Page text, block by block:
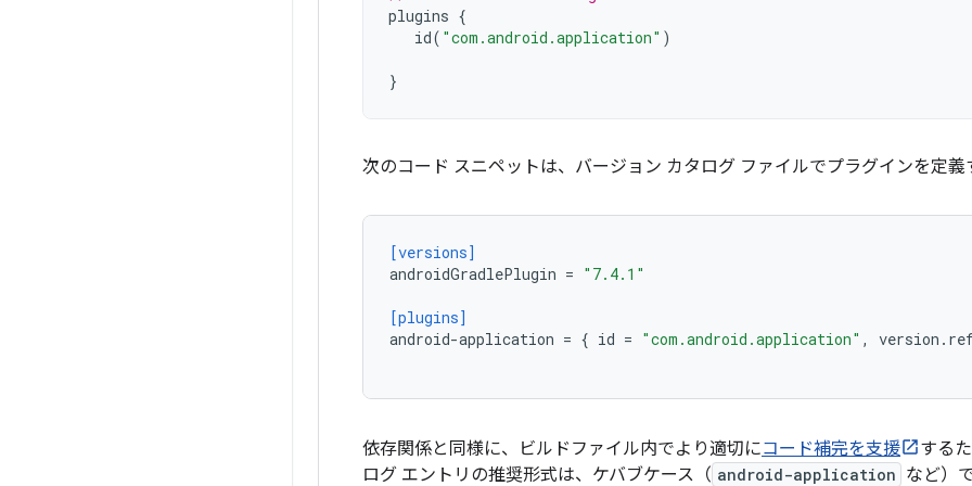
plugins {
id( "com.android.application" )
}
次のコード スニペットは、バージョン カタログ ファイルでプラグインを定
[versions]
androidGradlePlugin = "7.4.1"
[plugins]
android-application = { id = "com.android.application" , version .
依存関係と同様に、ビルドファイル内でより適切にコード補完を支援
する
ログ エントリの推奨形式は、ケバブケース（ android-application など）